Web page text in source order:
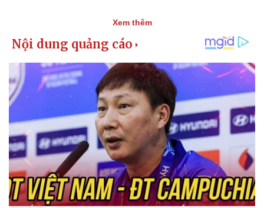
Pháp luật
Vụ án
Tin nóng
Tư vấn luật
Quân sự - Quốc phòng
Vũ khí
Việt Nam
Phân tích
Xem thêm